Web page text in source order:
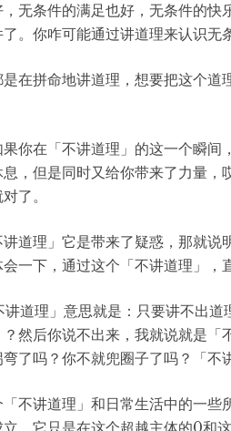
无条件的满足也好，无条件的
。你咋可能通过讲道理来认识无
在拼命地讲道理，想要把这个道
你在「不讲道理」的这一个瞬间
，但是同时又给你带来了力量，
了。
道理」它是带来了疑惑，那就说
一下，通过这个「不讲道理」，
道理」意思就是：只要讲不出道
然后你说不出来，我就说就是
了吗？你不就兜圈子了吗？「不
不讲道理」和日常生活中的一些
立，它只是在这个超越主体的0和